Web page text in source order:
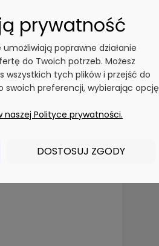
Jest
oferujący
widoczny na
obróbki
pozwala na
z naszego
prywatność
poprawne działanie
do Twoich potrzeb. Możesz
wszystkich tych plików i przejść do
swoich preferencji, wybierając opcję
Polityce prywatności.
DOSTOSUJ ZGODY